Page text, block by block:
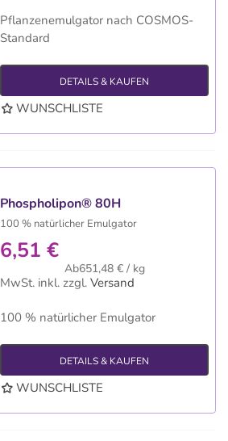
Pflanzenemulgator nach COSMOS-
Standard
DETAILS & KAUFEN
WUNSCHLISTE
Phospholipon® 80H
100 % natürlicher Emulgator
6,51 €
Ab651,48 € / kg
MwSt. inkl. zzgl. Versand
100 % natürlicher Emulgator
DETAILS & KAUFEN
WUNSCHLISTE